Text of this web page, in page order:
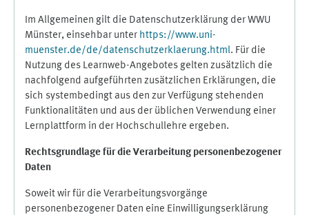
Im Allgemeinen gilt die Datenschutzerklärung der WWU
Münster, einsehbar unter https://www.uni-
muenster.de/de/datenschutzerklaerung.html. Für die
Nutzung des Learnweb-Angebotes gelten zusätzlich die
nachfolgend aufgeführten zusätzlichen Erklärungen, die
sich systembedingt aus den zur Verfügung stehenden
Funktionalitäten und aus der üblichen Verwendung einer
Lernplattform in der Hochschullehre ergeben.
Rechtsgrundlage für die Verarbeitung personenbezogener
Daten
Soweit wir für die Verarbeitungsvorgänge
personenbezogener Daten eine Einwilligungserklärung